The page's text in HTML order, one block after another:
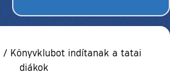
/ Könyvklubot indítanak a tatai
diákok